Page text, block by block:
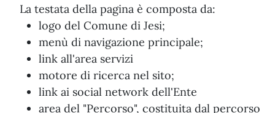
La testata della pagina è composta da:
logo del Comune di Jesi;
menù di navigazione principale;
link all'area servizi
motore di ricerca nel sito;
link ai social network dell'Ente
area del "Percorso", costituita dal percorso